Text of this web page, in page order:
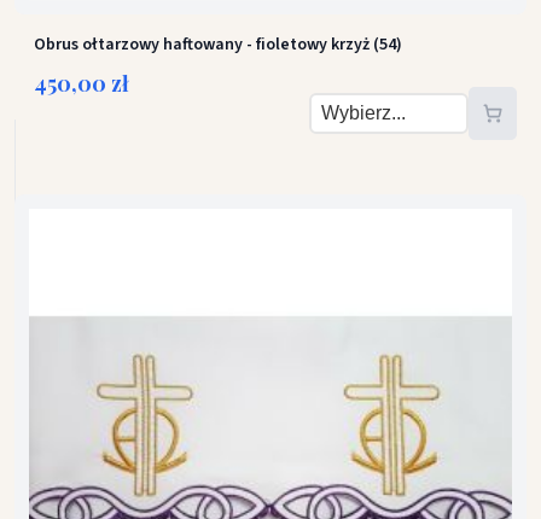
Obrus ołtarzowy haftowany - fioletowy krzyż (54)
450,00 zł